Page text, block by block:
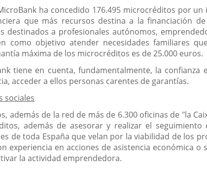
ha concedido 176.495 microcréditos por
que más recursos destina a la financiación
destinados a profesionales autónomos,
como objetivo atender necesidades familiares
máxima de los microcréditos es de 25.000 euros.
tiene en cuenta, fundamentalmente, la
acceder a ellos personas carentes de garantías.
sociales
además de la red de más de 6.300 oficinas de "la
además de asesorar y realizar el
de toda España que velan por la viabilidad de los
experiencia en acciones de asistencia económica
la actividad emprendedora.